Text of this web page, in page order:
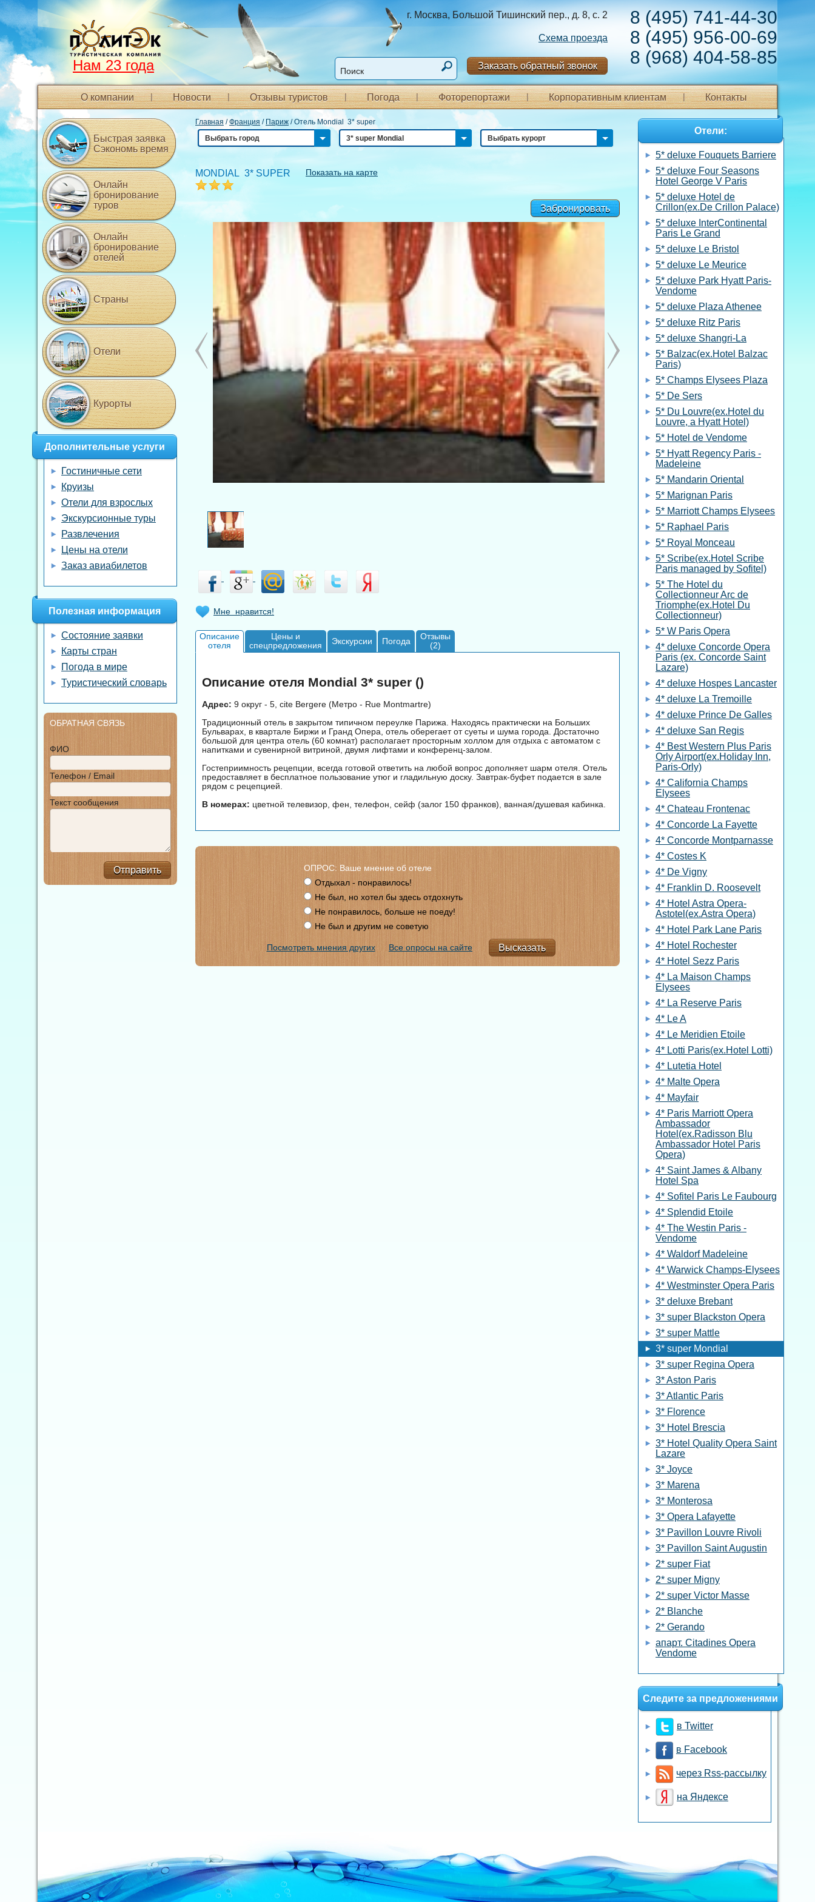
8 (495) 741-44-30
8 (495) 956-00-69
8 (968) 404-58-85
г. Москва, Большой Тишинский пер., д. 8, с. 2
Схема проезда
Заказать обратный звонок
Нам 23 года
О компании Новости Отзывы туристов Погода Фоторепортажи Корпоративным клиентам Контакты
Главная /Франция / Париж /Отель Mondial 3* super
Выбрать город
3* super Mondial Выбрать курорт
MONDIAL 3* SUPER Показать на карте
Забронировать
Мне нравится!
Описание
отеля
Цены и
спецпредложения
Экскурсии Погода
Отзывы
(2)
Описание отеля Mondial 3* super ()
Адрес: 9 округ - 5, cite Bergere (Метро - Rue Montmartre)
Традиционный отель в закрытом типичном переулке Парижа. Находясь практически на Больших
Бульварах, в квартале Биржи и Гранд Опера, отель оберегает от суеты и шума города. Достаточно
большой для центра отель (60 комнат) располагает просторным холлом для отдыха с автоматом с
напитками и сувенирной витриной, двумя лифтами и конференц-залом.
Гостеприимность рецепции, всегда готовой ответить на любой вопрос дополняет шарм отеля. Отель
предоставляет в бесплатное пользование утюг и гладильную доску. Завтрак-буфет подается в зале
рядом с рецепцией.
В номерах: цветной телевизор, фен, телефон, сейф (залог 150 франков), ванная/душевая кабинка.
ОПРОС: Ваше мнение об отеле
Отдыхал - понравилось!
Не был, но хотел бы здесь отдохнуть
Не понравилось, больше не поеду!
Не был и другим не советую
Посмотреть мнения других Все опросы на сайте
Быстрая заявка
Сэкономь время
Онлайн
бронирование
туров
Онлайн
бронирование
отелей
Страны
Отели
Курорты
Дополнительные услуги
Гостиничные сети
Круизы
Отели для взрослых
Экскурсионные туры
Развлечения
Цены на отели
Заказ авиабилетов
Полезная информация
Состояние заявки
Карты стран
Погода в мире
Туристический словарь
ОБРАТНАЯ СВЯЗЬ
ФИО
Телефон / Email
Текст сообщения
Отправить
Отели:
5* deluxe Fouquets Barriere
5* deluxe Four Seasons
Hotel George V Paris
5* deluxe Hotel de
Crillon(ex.De Crillon Palace)
5* deluxe InterContinental
Paris Le Grand
5* deluxe Le Bristol
5* deluxe Le Meurice
5* deluxe Park Hyatt Paris-
Vendome
5* deluxe Plaza Athenee
5* deluxe Ritz Paris
5* deluxe Shangri-La
5* Balzac(ex.Hotel Balzac
Paris)
5* Champs Elysees Plaza
5* De Sers
5* Du Louvre(ex.Hotel du
Louvre, a Hyatt Hotel)
5* Hotel de Vendome
5* Hyatt Regency Paris -
Madeleine
5* Mandarin Oriental
5* Marignan Paris
5* Marriott Champs Elysees
5* Raphael Paris
5* Royal Monceau
5* Scribe(ex.Hotel Scribe
Paris managed by Sofitel)
5* The Hotel du
Collectionneur Arc de
Triomphe(ex.Hotel Du
Collectionneur)
5* W Paris Opera
4* deluxe Concorde Opera
Paris (ex. Concorde Saint
Lazare)
4* deluxe Hospes Lancaster
4* deluxe La Tremoille
4* deluxe Prince De Galles
4* deluxe San Regis
4* Best Western Plus Paris
Orly Airport(ex.Holiday Inn,
Paris-Orly)
4* California Champs
Elysees
4* Chateau Frontenac
4* Concorde La Fayette
4* Concorde Montparnasse
4* Costes K
4* De Vigny
4* Franklin D. Roosevelt
4* Hotel Astra Opera-
Astotel(ex.Astra Opera)
4* Hotel Park Lane Paris
4* Hotel Rochester
4* Hotel Sezz Paris
4* La Maison Champs
Elysees
4* La Reserve Paris
4* Le A
4* Le Meridien Etoile
4* Lotti Paris(ex.Hotel Lotti)
4* Lutetia Hotel
4* Malte Opera
4* Mayfair
4* Paris Marriott Opera
Ambassador
Hotel(ex.Radisson Blu
Ambassador Hotel Paris
Opera)
4* Saint James & Albany
Hotel Spa
4* Sofitel Paris Le Faubourg
4* Splendid Etoile
4* The Westin Paris -
Vendome
4* Waldorf Madeleine
4* Warwick Champs-Elysees
4* Westminster Opera Paris
3* deluxe Brebant
3* super Blackston Opera
3* super Mattle
3* super Mondial
3* super Regina Opera
3* Aston Paris
3* Atlantic Paris
3* Florence
3* Hotel Brescia
3* Hotel Quality Opera Saint
Lazare
3* Joyce
3* Marena
3* Monterosa
3* Opera Lafayette
3* Pavillon Louvre Rivoli
3* Pavillon Saint Augustin
2* super Fiat
2* super Migny
2* super Victor Masse
2* Blanche
2* Gerando
апарт. Citadines Opera
Vendome
Следите за предложениями
в Twitter
в Facebook
через Rss-рассылку
на Яндексе